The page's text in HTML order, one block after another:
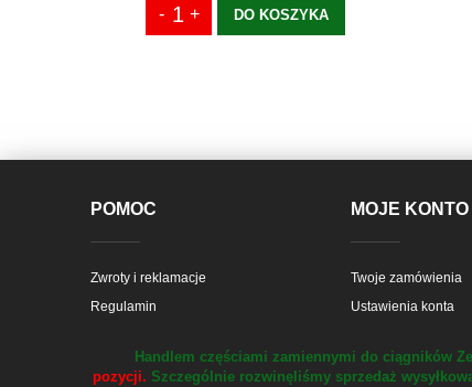
DO KOSZYKA
POMOC
Zwroty i reklamacje
Regulamin
MOJE KONTO
Twoje zamówienia
Ustawienia konta
Handlem częściami zamiennymi do ciągników
pozycji. Szczególnie rozwinęliśmy sprzedaż